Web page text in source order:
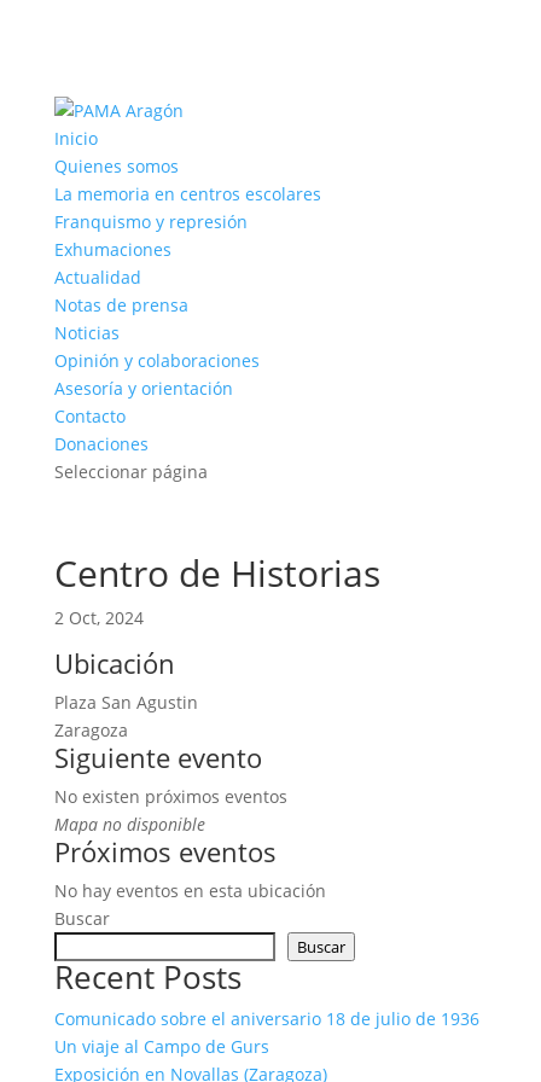
Inicio
Quienes somos
La memoria en centros escolares
Franquismo y represión
Exhumaciones
Actualidad
Notas de prensa
Noticias
Opinión y colaboraciones
Asesoría y orientación
Contacto
Donaciones
Seleccionar página
Centro de Historias
2 Oct, 2024
Ubicación
Plaza San Agustin
Zaragoza
Siguiente evento
No existen próximos eventos
Mapa no disponible
Próximos eventos
No hay eventos en esta ubicación
Buscar
Buscar
Recent Posts
Comunicado sobre el aniversario 18 de julio de 1936
Un viaje al Campo de Gurs
Exposición en Novallas (Zaragoza)